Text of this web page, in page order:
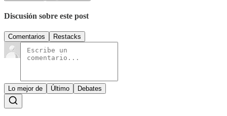
Discusión sobre este post
Comentarios Restacks
Lo mejor de Último Debates